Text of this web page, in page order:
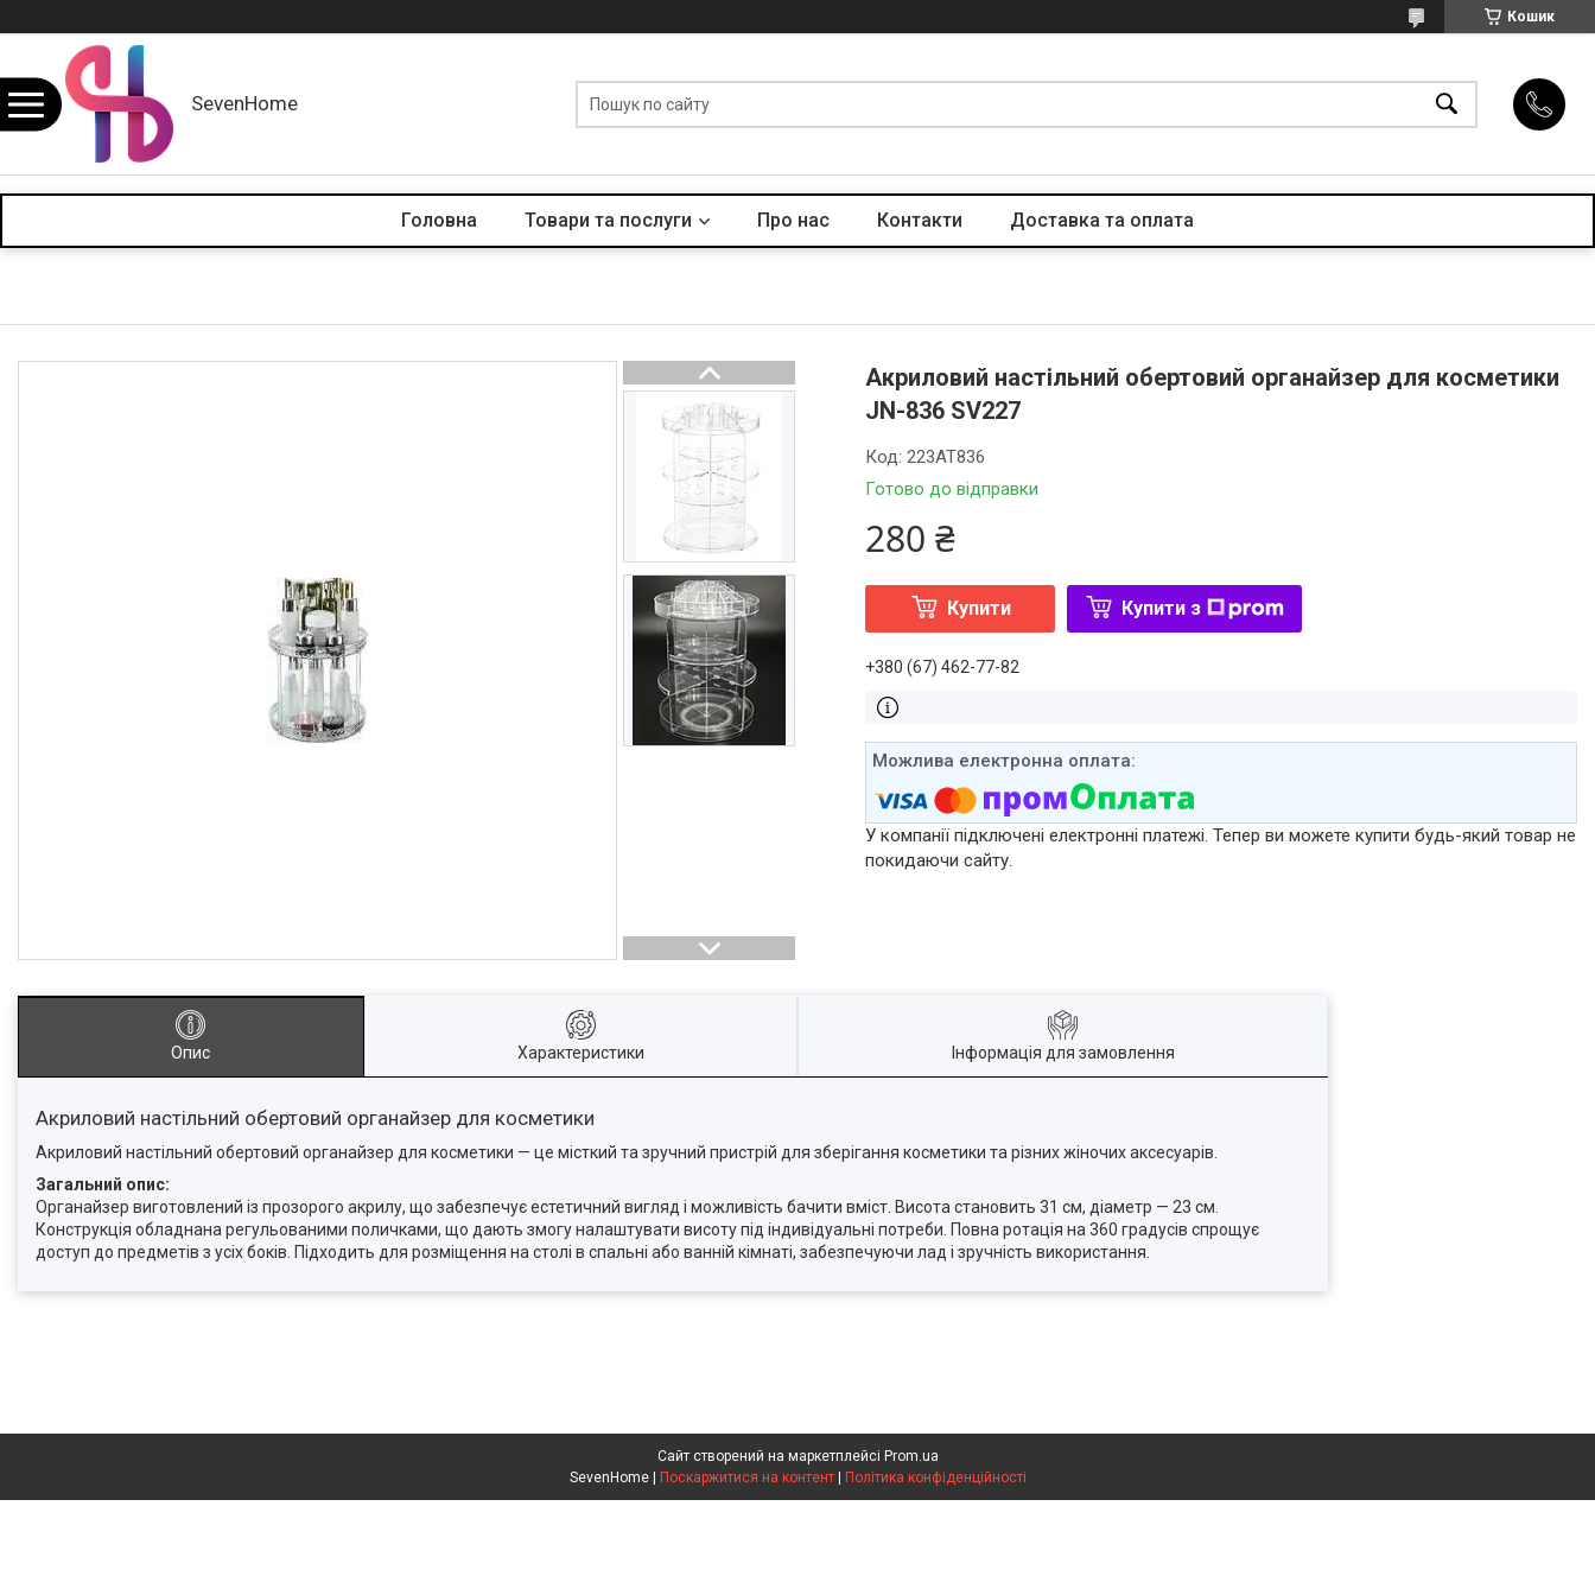
Кошик
SevenHome
Головна Товари та послуги Про нас Контакти Доставка та оплата
Акриловий настільний обертовий органайзер для косметики
JN-836 SV227
Готово до відправки
Код:223AT836
280 ₴
Купити Купити з
+380 (67) 462-77-82
У компанії підключені електронні платежі. Тепер ви можете купити будь-який товар не
покидаючи сайту.
Опис Характеристики Інформація для замовлення
Акриловий настільний обертовий органайзер для косметики
Акриловий настільний обертовий органайзер для косметики — це місткий та зручний пристрій для зберігання косметики та різних жіночих аксесуарів.
Загальний опис:
Органайзер виготовлений із прозорого акрилу, що забезпечує естетичний вигляд і можливість бачити вміст. Висота становить 31 см, діаметр — 23 см.
Конструкція обладнана регульованими поличками, що дають змогу налаштувати висоту під індивідуальні потреби. Повна ротація на 360 градусів спрощує
доступ до предметів з усіх боків. Підходить для розміщення на столі в спальні або ванній кімнаті, забезпечуючи лад і зручність використання.
Сайт створений на маркетплейсі Prom.ua
Поскаржитися на контент Політика конфіденційності